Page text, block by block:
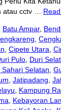
atau cctv …
Batu Ampar,
,
, Cipete Utara,
Pulo, Duri
Selatan,
, Jatipadang,
, Kampung
, Kebayoran